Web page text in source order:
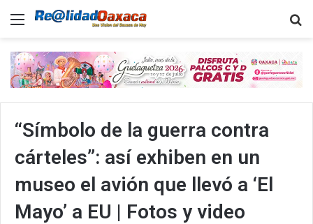
Menu
“Símbolo de la guerra contra
cárteles”: así exhiben en un
museo el avión que llevó a ‘El
Mayo’ a EU | Fotos y video